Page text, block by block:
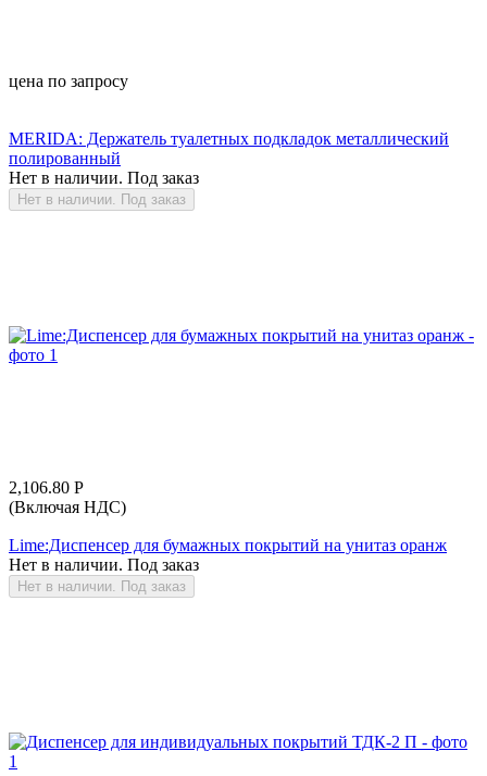
цена по запросу
MERIDA: Держатель туалетных подкладок металлический
полированный
Нет в наличии. Под заказ
Нет в наличии. Под заказ
2,106.80 Р
(Включая НДС)
Lime:Диспенсер для бумажных покрытий на унитаз оранж
Нет в наличии. Под заказ
Нет в наличии. Под заказ